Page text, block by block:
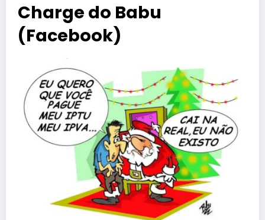
Charge do Babu
(Facebook)